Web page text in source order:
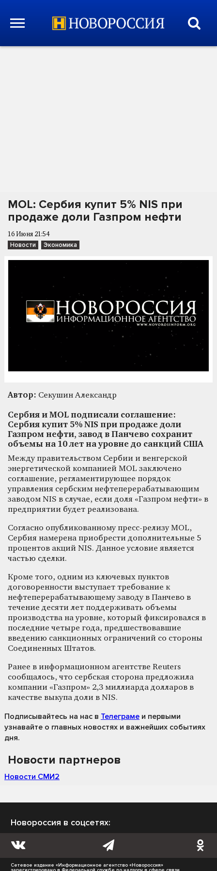
MOL: Сербия купит 5% NIS при
продаже доли Газпром нефти
16 Июня 21:54
Новости Экономика
Автор: Секушин Александр
Сербия и MOL подписали соглашение:
Сербия купит 5% NIS при продаже доли
Газпром нефти, завод в Панчево сохранит
объемы на 10 лет на уровне до санкций США
Между правительством Сербии и венгерской
энергетической компанией MOL заключено
соглашение, регламентирующее порядок
управления сербским нефтеперерабатывающим
заводом NIS в случае, если доля «Газпром нефти» в
предприятии будет реализована.
Согласно опубликованному пресс-релизу MOL,
Сербия намерена приобрести дополнительные 5
процентов акций NIS. Данное условие является
частью сделки.
Кроме того, одним из ключевых пунктов
договоренности выступает требование к
нефтеперерабатывающему заводу в Панчево в
течение десяти лет поддерживать объемы
производства на уровне, который фиксировался в
последние четыре года, предшествовавшие
введению санкционных ограничений со стороны
Соединенных Штатов.
Ранее в информационном агентстве Reuters
сообщалось, что сербская сторона предложила
компании «Газпром» 2,3 миллиарда долларов в
качестве выкупа доли в NIS.
Подписывайтесь на нас в Телеграме и первыми
узнавайте о главных новостях и важнейших событиях
дня.
Новости партнеров
Новости СМИ2
Новороссия в соцсетях:
Сетевое издание «Информационное агентство «Новороссия»